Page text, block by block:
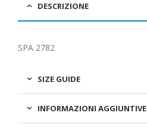
DESCRIZIONE
SPA 2782
SIZE GUIDE
INFORMAZIONI AGGIUNTIVE